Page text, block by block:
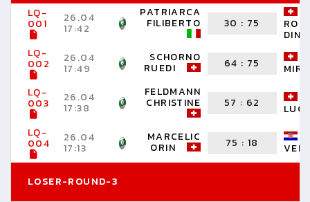
LQ-
001 26.04
17:42
PATRIARCA
FILIBERTO 30 : 75
DINO
LQ-
002 26.04
17:49
SCHORNO
RUEDI 64 : 75
MIRO
LQ-
003 26.04
17:38
FELDMANN
CHRISTINE 57 : 62
LUC
LQ-
004 26.04
17:13
MARCELIC
ORIN 75 :18
LOSER-ROUND-3